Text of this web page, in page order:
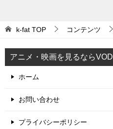
k-fat TOP コンテンツ
アニメ・映画を見るならVOD
ホーム
お問い合わせ
プライバシーポリシー